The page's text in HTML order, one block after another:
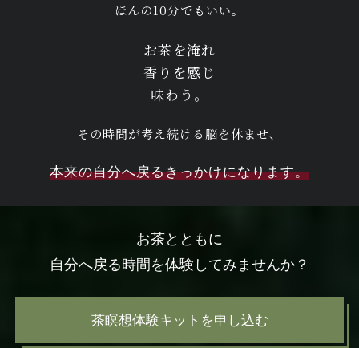
ほんの10分でもいい。
お茶を淹れ
香りを感じ
味わう。
その時間が考え続ける脳を休ませ、
本来の自分へ戻るきっかけになります。
お茶とともに
自分へ戻る時間を体験してみませんか？
茶瞑想体験キットを申し込む